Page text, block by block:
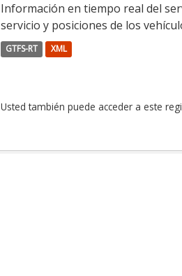
Información en tiempo real del
servicio y posiciones de los
GTFS-RT XML
Usted también puede acceder a este